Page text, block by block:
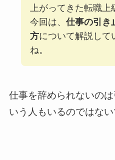
上がってきた転職上
今回は、 仕事の引き
方について解説して
ね。
仕事を辞められないの
いう人もいるのではない